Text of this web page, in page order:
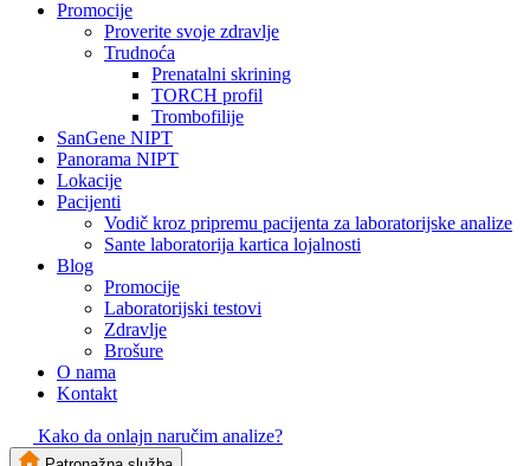
Promocije
Proverite svoje zdravlje
Trudnoća
Prenatalni skrining
TORCH profil
Trombofilije
SanGene NIPT
Panorama NIPT
Lokacije
Pacijenti
Vodič kroz pripremu pacijenta za laboratorijske analize
Sante laboratorija kartica lojalnosti
Blog
Promocije
Laboratorijski testovi
Zdravlje
Brošure
O nama
Kontakt
Kako da onlajn naručim analize?